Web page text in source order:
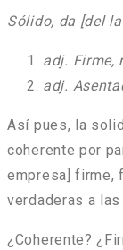
Sólido, da [del
adj. Firme,
adj.
Así pues, la
coherente por
empresa] firme,
verdaderas a
¿Coherente?